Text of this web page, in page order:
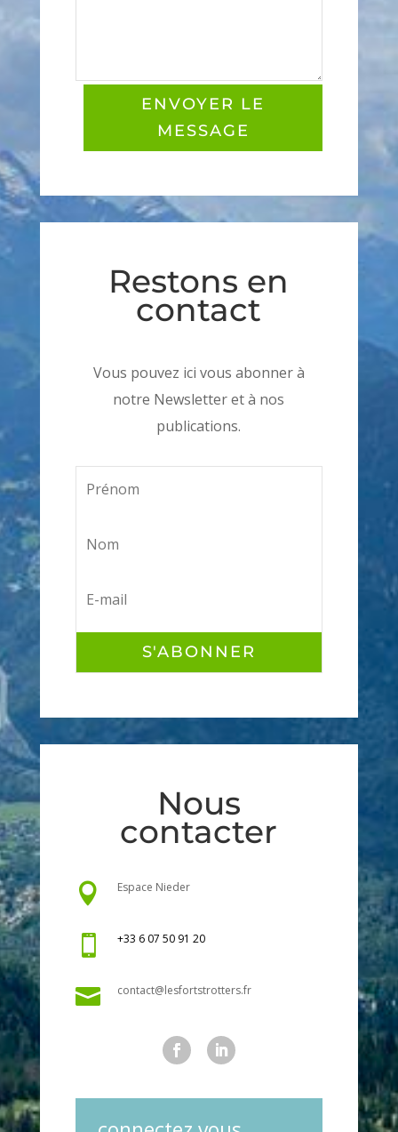
ENVOYER LE
MESSAGE
Restons en
contact
Vous pouvez ici vous abonner à
notre Newsletter et à nos
publications.
S'ABONNER
Nous
contacter
 Espace Nieder
 +33 6 07 50 91 20
 contact@lesfortstrotters.fr